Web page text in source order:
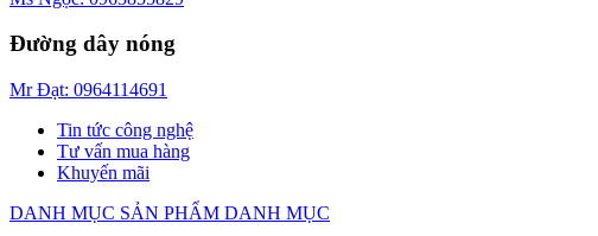
Đường dây nóng
Mr Đạt: 0964114691
Tin tức công nghệ
Tư vấn mua hàng
Khuyến mãi
DANH MỤC SẢN PHẨM DANH MỤC